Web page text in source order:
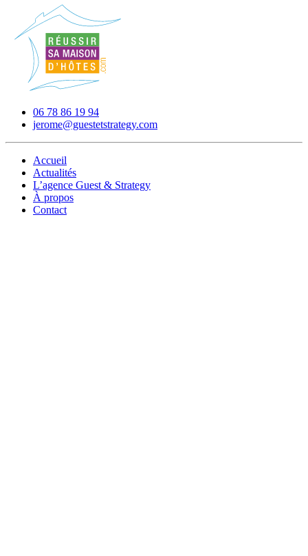
06 78 86 19 94
jerome@guestetstrategy.com
Accueil
Actualités
L’agence Guest & Strategy
À propos
Contact